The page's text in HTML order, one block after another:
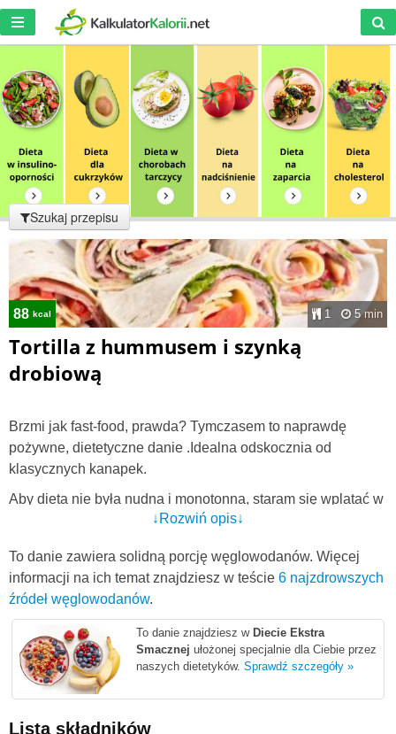
Szukaj przepisu
88 kcal 1 5 min
Tortilla z hummusem i szynką
drobiową
Brzmi jak fast-food, prawda? Tymczasem to naprawdę
pożywne, dietetyczne danie .Idealna odskocznia od
klasycznych kanapek.
Aby dieta nie była nudna i monotonna, staram się wplatać w
nią różne, proste w przygotowaniu, ale ciekawe i mniej
mimo to zaręczam Wam, że nie będziecie mogli doczekać
się jej spróbowania.
Hummus to pasta z ciecierzycy, wywodząca się z kuchni
arabskiej. Można wykorzystywać ją na wiele sposobów - do
smarowania pieczywa, naleśników czy jako sos do mięsa.
że Wam również będzie smakować.
↓Rozwiń opis↓
To danie zawiera solidną porcję węglowodanów. Więcej
informacji na ich temat znajdziesz w teście 6 najzdrowszych
źródeł węglowodanów.
To danie znajdziesz w Diecie Ekstra
Smacznej ułożonej specjalnie dla Ciebie przez
naszych dietetyków. Sprawdź szczegóły »
Lista składników